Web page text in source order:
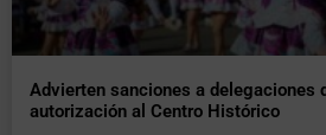
Advierten sanciones a delegaciones
autorización al Centro Histórico